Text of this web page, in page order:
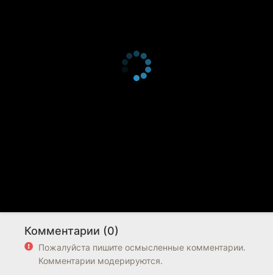
Комментарии (0)
Пожалуйста пишите осмысленные комментарии.
Комментарии модерируются.